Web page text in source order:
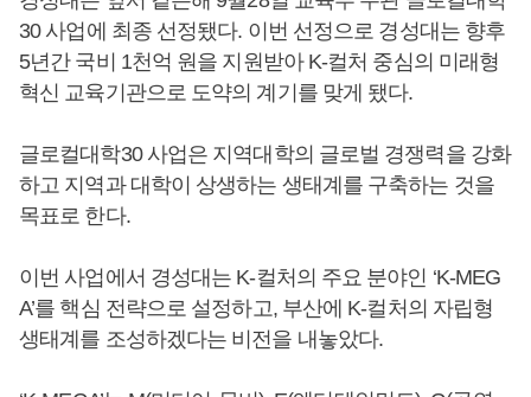
30 사업에 최종 선정됐다. 이번 선정으로 경성대는 향후
5년간 국비 1천억 원을 지원받아 K-컬처 중심의 미래형
혁신 교육기관으로 도약의 계기를 맞게 됐다.
글로컬대학30 사업은 지역대학의 글로벌 경쟁력을 강화
하고 지역과 대학이 상생하는 생태계를 구축하는 것을
목표로 한다.
이번 사업에서 경성대는 K-컬처의 주요 분야인 ‘K-MEG
A’를 핵심 전략으로 설정하고, 부산에 K-컬처의 자립형
생태계를 조성하겠다는 비전을 내놓았다.